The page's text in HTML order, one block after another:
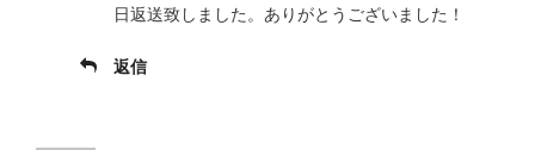
日返送致しました。ありがとうございました！
返信